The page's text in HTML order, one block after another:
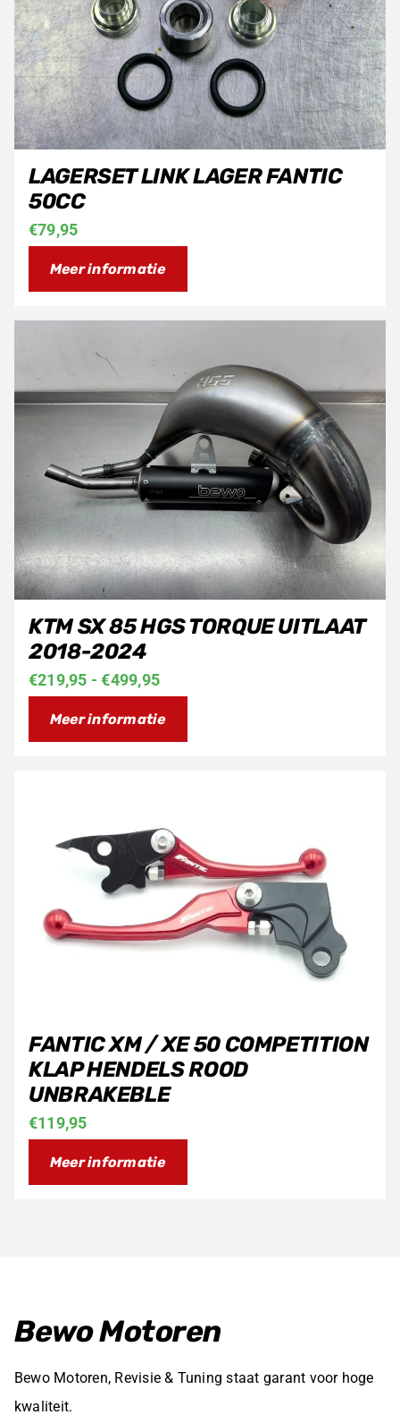
€79,95
LAGERSET LINK LAGER FANTIC
50CC
Meer informatie
€219,95 - €499,95Prijsklasse:
tot
KTM SX 85 HGS TORQUE UITLAAT
2018-2024
Meer informatie
€119,95
FANTIC XM / XE 50 COMPETITION
KLAP HENDELS ROOD
UNBRAKEBLE
Meer informatie
Bewo Motoren
Bewo Motoren, Revisie & Tuning staat garant voor hoge
kwaliteit.